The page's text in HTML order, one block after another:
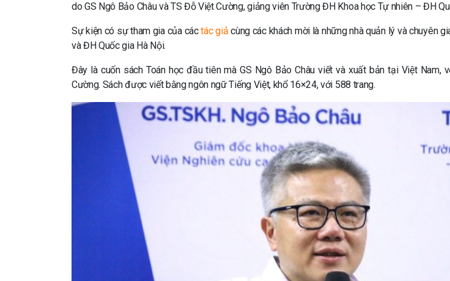
do GS Ngô Bảo Châu và TS Đỗ Việt Cường, giảng viên Trường ĐH Khoa học Tự nhiên – ĐH
Sự kiện có sự tham gia của cáctác giả cùng các khách mời là những nhà quản lý và chuyên
và ĐH Quốc gia Hà Nội.
Đây là cuốn sách Toán học đầu tiên mà GS Ngô Bảo Châu viết và xuất bản tại Việt Nam,
Cường. Sách được viết bằng ngôn ngữ Tiếng Việt, khổ 16×24, với 588 trang.